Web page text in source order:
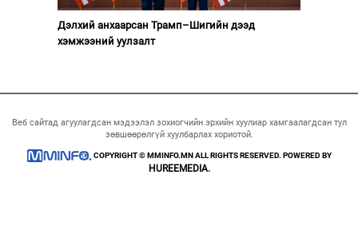
Дэлхий анхаарсан Трамп–Шигийн дээд
хэмжээний уулзалт
Веб сайтад агуулагдсан мэдээлэл зохиогчийн эрхийн хуулиар хамгаалагдсан тул
зөвшөөрөлгүй хуулбарлах хориотой.
COPYRIGHT © MMINFO.MN ALL RIGHTS RESERVED. POWERED BY
HUREEMEDIA.